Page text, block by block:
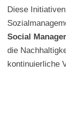
Diese
Social
die
kontinuierliche